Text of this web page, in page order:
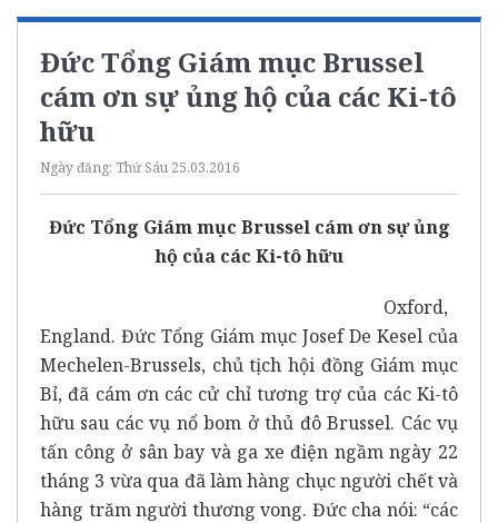
Đức Tổng Giám mục Brussel
cám ơn sự ủng hộ của các Ki-tô
hữu
Ngày đăng: Thứ Sáu 25.03.2016
Đức Tổng Giám mục Brussel cám ơn sự ủng
hộ của các Ki-tô hữu
Oxford,
England. Đức Tổng Giám mục Josef De Kesel của
Mechelen-Brussels, chủ tịch hội đồng Giám mục
Bỉ, đã cám ơn các cử chỉ tương trợ của các Ki-tô
hữu sau các vụ nổ bom ở thủ đô Brussel. Các vụ
tấn công ở sân bay và ga xe điện ngầm ngày 22
tháng 3 vừa qua đã làm hàng chục người chết và
hàng trăm người thương vong. Đức cha nói: “các